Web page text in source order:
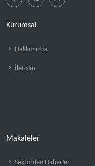
Kurumsal
Hakkımızda
İletişim
Makaleler
Sektörden Haberler